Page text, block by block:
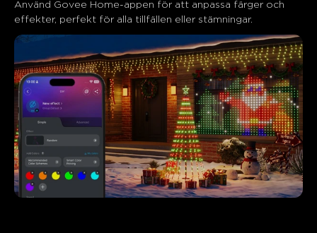
Använd Govee Home-appen för att anpassa färger och
effekter, perfekt för alla tillfällen eller stämningar.